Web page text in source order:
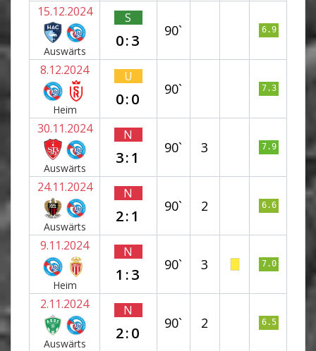
15.12.2024
Auswärts
S
0:3
90` 6.9
8.12.2024
Heim
U
0:0
90` 7.3
30.11.2024
Auswärts
N
3:1
90` 3 7.9
24.11.2024
Auswärts
N
2:1
90` 2 6.6
9.11.2024
Heim
N
1:3
90` 3 7.0
2.11.2024
Auswärts
N
2:0
90` 2 6.5